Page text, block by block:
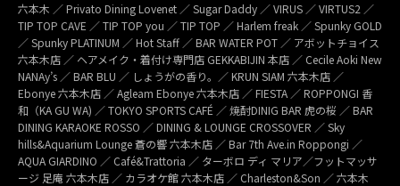
六本木 ／ Privato Dining Lovenet ／ Sugar Daddy ／ VIRUS ／ VIRTUS2 ／
TIP TOP CAVE ／ TIP TOP you ／ TIP TOP ／ Harlem freak ／ Spunky GOLD
／ Spunky PLATINUM ／ Hot Staff ／ BAR WATER POT ／ アボットチョイス
六本木店 ／ ヘアメイク・着付け専門店 GEKKABIJIN 本店 ／ Cecile Aoki New
NANAy’s ／ BAR BLU ／ しょうがの香り。／ KRUN SIAM 六本木店 ／
Ebonye 六本木店 ／ Agleam Ebonye 六本木店 ／ FIESTA ／ ROPPONGI 香
和（KA GU WA) ／ TOKYO SPORTS CAFÉ ／ 焼酎DINIG BAR 虎の桜 ／ BAR
DINING KARAOKE ROSSO ／ DINING & LOUNGE CROSSOVER ／ Sky
hills&Aquarium Lounge 蒼の響 六本木店 ／ Bar 7th Ave.in Roppongi ／
AQUA GIARDINO ／ Café&Trattoria ／ ターボロ ディ マリア／フットマッサ
ージ 足庵 六本木店 ／ カラオケ館 六本木店 ／ Charleston&Son ／ 六本木